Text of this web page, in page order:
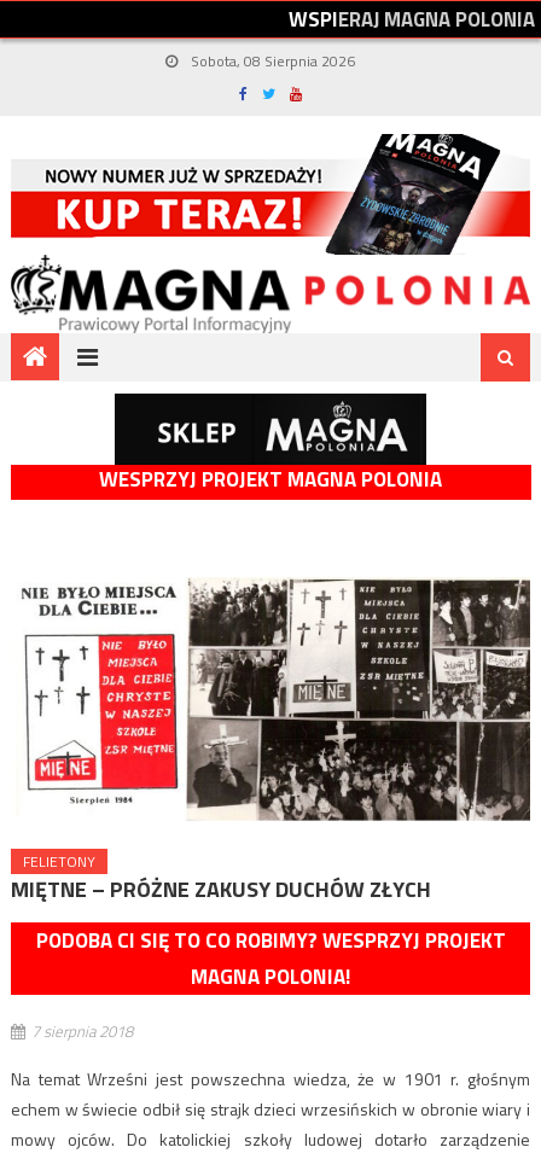
WSPIERAJMAGNAPOLONIA
Sobota, 08 Sierpnia 2026
WESPRZYJ PROJEKT MAGNA POLONIA
FELIETONY
MIĘTNE – PRÓŻNE ZAKUSY DUCHÓW ZŁYCH
PODOBA CI SIĘ TO CO ROBIMY? WESPRZYJ PROJEKT
MAGNA POLONIA!
7 sierpnia 2018
Na temat Wrześni jest powszechna wiedza, że w 1901 r. głośnym
echem w świecie odbił się strajk dzieci wrzesińskich w obronie wiary i
mowy ojców. Do katolickiej szkoły ludowej dotarło zarządzenie